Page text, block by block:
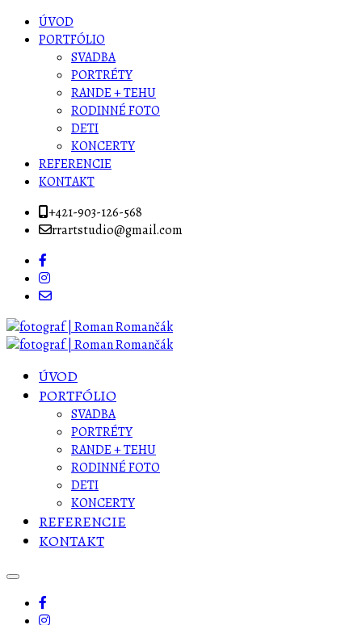
ÚVOD
PORTFÓLIO
SVADBA
PORTRÉTY
RANDE + TEHU
RODINNÉ FOTO
DETI
KONCERTY
REFERENCIE
KONTAKT
+421-903-126-568
rrartstudio@gmail.com
ÚVOD
PORTFÓLIO
SVADBA
PORTRÉTY
RANDE + TEHU
RODINNÉ FOTO
DETI
KONCERTY
REFERENCIE
KONTAKT